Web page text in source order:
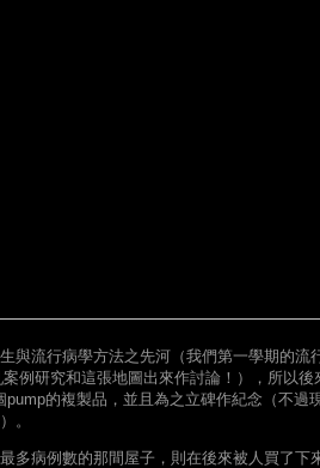
與流行病學方法之先河（我們第一學期的流
例研究和這張地圖出來作討論！），所以
的複製品，並且為之立碑作紀念（不過
。
多病例數的那間屋子，則在後來被人買了下